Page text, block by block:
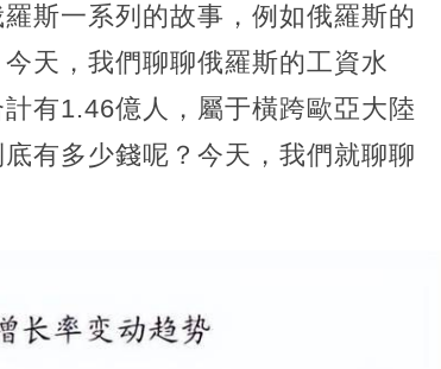
斯一系列的故事，例如俄羅斯的
天，我們聊聊俄羅斯的工資水
有1.46億人，屬于橫跨歐亞大陸
有多少錢呢？今天，我們就聊聊